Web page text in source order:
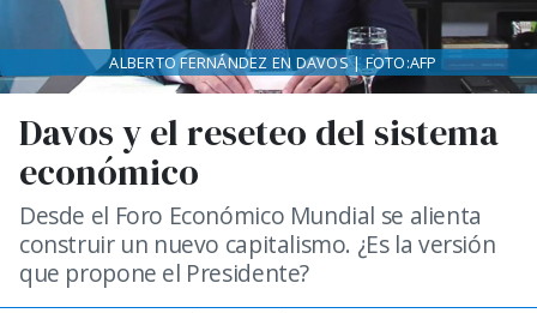
Davos y el reseteo del sistema
económico
Desde el Foro Económico Mundial se alienta
construir un nuevo capitalismo. ¿Es la versión
que propone el Presidente?
ALBERTO FERNÁNDEZ EN DAVOS | FOTO:AFP